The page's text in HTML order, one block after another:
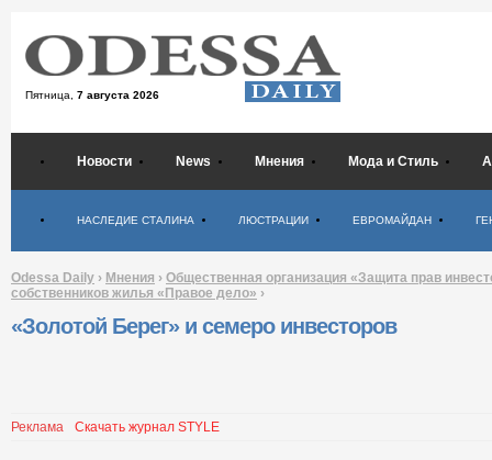
Пятница, 7 августа 2026
Новости News Мнения Мода и Стиль
НАСЛЕДИЕ СТАЛИНА ЛЮСТРАЦИИ ЕВРОМАЙДАН
Odessa Daily › Мнения › Общественная организация «Защита прав
собственников жилья «Правое дело» ›
«Золотой Берег» и семеро инвесторов
Реклама Скачать журнал STYLE